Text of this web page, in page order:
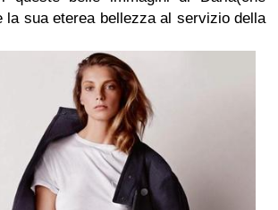
la sua eterea bellezza al servizio della